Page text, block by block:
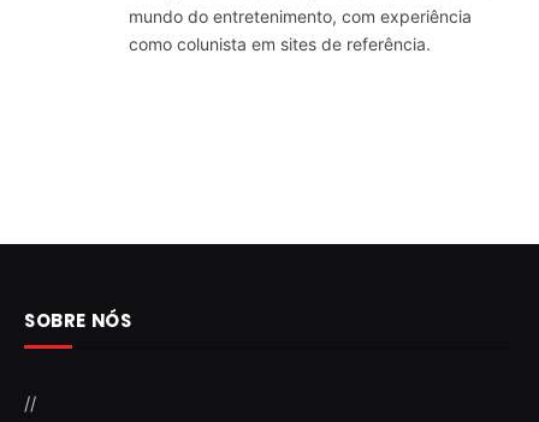
mundo do entretenimento, com experiência
como colunista em sites de referência.
SOBRE NÓS
//